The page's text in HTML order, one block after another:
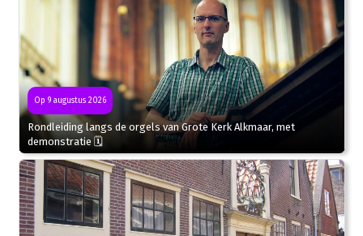
Op 9 augustus 2026
Rondleiding langs de orgels van Grote Kerk Alkmaar, met
demonstratie 🗓